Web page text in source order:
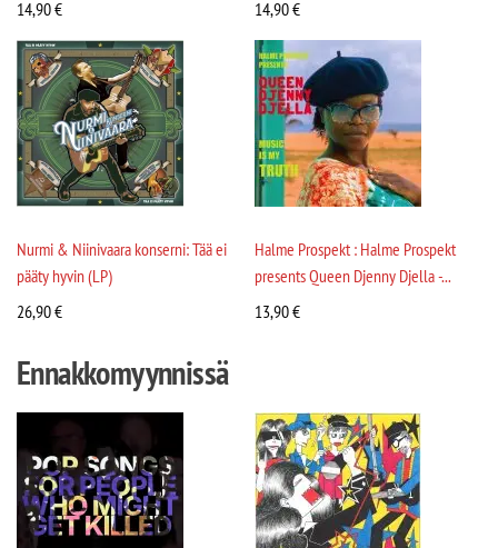
14,90€
14,90€
Nurmi & Niinivaara konserni: Tää ei
pääty hyvin (LP)
26,90€
Halme Prospekt : Halme Prospekt
presents Queen Djenny Djella -...
13,90€
Ennakkomyynnissä